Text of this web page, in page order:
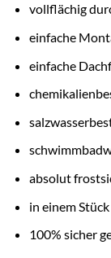
vollflächig
einfache
einfache
absolut
in einem
100% sicher